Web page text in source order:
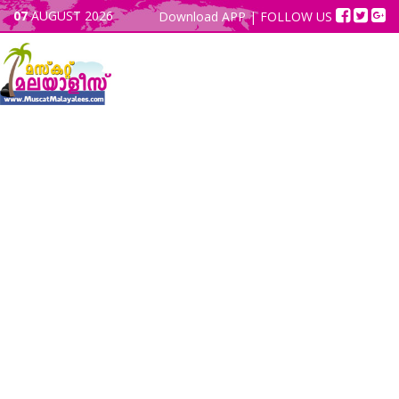
07AUGUST 2026 Download APP| FOLLOW US